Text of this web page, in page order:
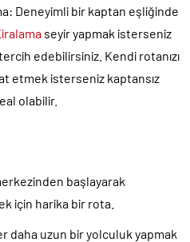
Deneyimli bir kaptan eşliğinde
seyir yapmak isterseniz
edebilirsiniz. Kendi rotanızı
etmek isterseniz kaptansız
olabilir.
başlayarak
için harika bir rota.
daha uzun bir yolculuk yapmak